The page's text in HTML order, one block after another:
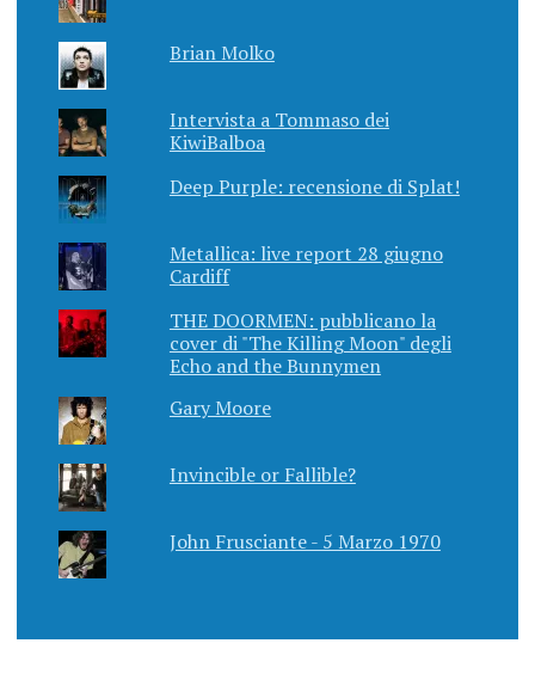
Brian Molko
Intervista a Tommaso dei
KiwiBalboa
Deep Purple: recensione di Splat!
Metallica: live report 28 giugno
Cardiff
THE DOORMEN: pubblicano la
cover di "The Killing Moon" degli
Echo and the Bunnymen
Gary Moore
Invincible or Fallible?
John Frusciante - 5 Marzo 1970